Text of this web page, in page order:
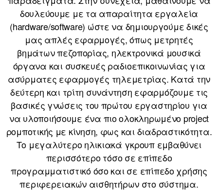
δουλεύουμε με τα απαραίτητα εργαλεία
(hardware/software) ώστε να δημιουργούμε δικές
μας απλές εφαρμογές, όπως μετρητές
βημάτων πεζοπορίας, ηλεκτρονικά μουσικά
όργανα και συσκευές ραδιοεπικοινωνίας για
ασύρματες εφαρμογές τηλεμετρίας. Κατά την
δεύτερη και τρίτη συνάντηση εφαρμόζουμε τις
βασικές γνώσεις του πρώτου εργαστηρίου για
να υλοποιήσουμε ένα πιο ολοκληρωμένο project
ρομποτικής με κίνηση, φως και διαδραστικότητα.
Το μεγαλύτερο ηλικιακά γκρουπ εμβαθύνει
περισσότερο τόσο σε επίπεδο
προγραμματιστικό όσο και σε επίπεδο χρήσης
περιφερειακών αισθητήρων στο σύστημα.